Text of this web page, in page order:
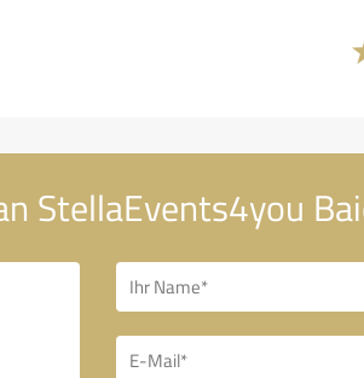
StellaEvents4you